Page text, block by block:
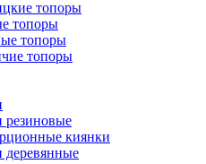
топоры
топоры
топоры
топоры
резиновые
киянки
деревянные